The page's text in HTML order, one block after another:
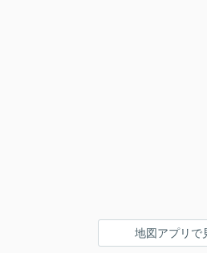
地図アプリで